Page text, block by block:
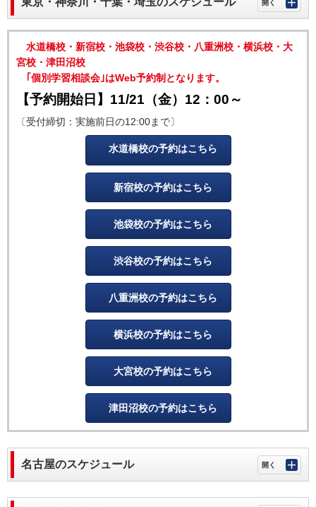
水道橋校・新宿校・池袋校・渋谷校・八重洲校・横浜校・大
宮校・津田沼校
｢個別学習相談会｣はWeb予約制となります。
【予約開始日】11/21（金）12：00～
〔受付締切：実施前日の12:00まで〕
水道橋校の予約はこちら
新宿校の予約はこちら
池袋校の予約はこちら
渋谷校の予約はこちら
八重洲校の予約はこちら
横浜校の予約はこちら
大宮校の予約はこちら
津田沼校の予約はこちら
名古屋のスケジュール